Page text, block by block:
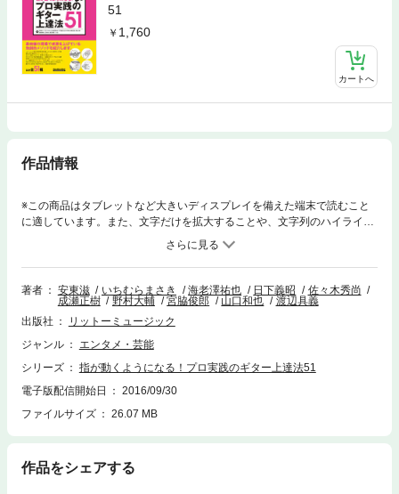
51
1,760
カートへ
作品情報
※この商品はタブレットなど大きいディスプレイを備えた端末で読むこと
に適しています。また、文字だけを拡大することや、文字列のハイライ
ト、検索、辞書の参照、引用などの機能が使用できません。10人のプロが
教える“指が動くようになる”方法特にギターをはじめた人に多い「指が動
かないんです」という悩みの改善方法や対応策となる、51の独創的な上達
法を掲載した本です。教えてくれるのはロングセラーとなっている人気の
教本の数々を執筆している10人のプロ・ギター講師／プロ・ギタリスト。
教えるプロたちがピックアップした、最前線の現場で成果を上げているメ
＊この電子書籍に対応した全音源は、リットーミュージックのウェブサイ
ト（http://www.rittor-music.co.jp/e/furoku/）から無料ダウンロードできま
著者 安東滋 いちむらまさき 海老澤祐也 日下義昭
佐々木秀尚
成瀬正樹
野村大輔 宮脇俊郎 山口和也
渡辺具義
出版社
リットーミュージック
ジャンル
エンタメ・芸能
シリーズ
指が動くようになる！プロ実践のギター上達法51
電子版配信開始日
2016/09/30
ファイルサイズ
26.07 MB
作品をシェアする